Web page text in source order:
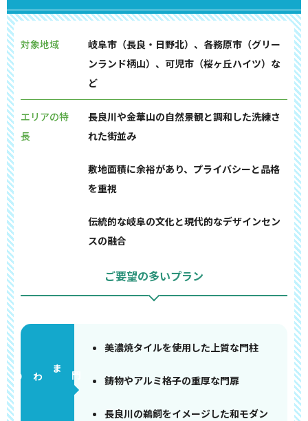
対象地域
岐阜市（長良・日野北）、各務原市（グリー
ンランド柄山）、可児市（桜ヶ丘ハイツ）な
ど
エリアの特
長
長良川や金華山の自然景観と調和した洗練さ
れた街並み
敷地面積に余裕があり、プライバシーと品格
を重視
伝統的な岐阜の文化と現代的なデザインセン
スの融合
ご要望の多いプラン
門まわり
美濃焼タイルを使用した上質な門柱
鋳物やアルミ格子の重厚な門扉
長良川の鵜飼をイメージした和モダン